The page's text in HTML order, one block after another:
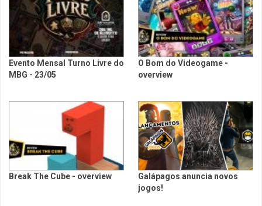
Evento Mensal Turno Livre do
MBG - 23/05
O Bom do Videogame -
overview
Break The Cube - overview
Galápagos anuncia novos
jogos!